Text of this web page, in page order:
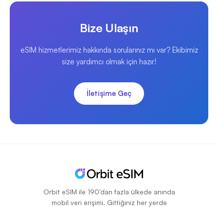
Bize Ulaşın
eSIM hizmetlerimiz hakkında sorularınız mı var? Ekibimiz
size yardımcı olmak için hazır!
İletişime Geç
Orbit eSIM ile 190'dan fazla ülkede anında
mobil veri erişimi. Gittiğiniz her yerde